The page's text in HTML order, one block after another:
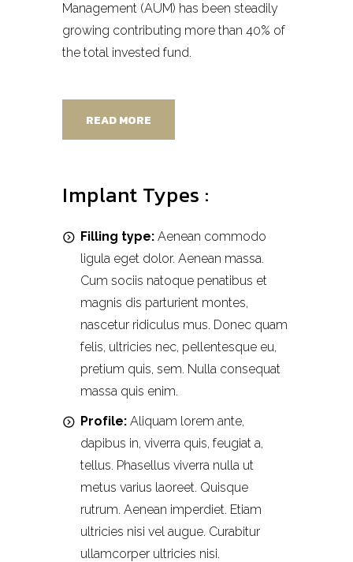
Management (AUM) has been steadily
growing contributing more than 40% of
the total invested fund.
READ MORE
Implant Types :
Filling type: Aenean commodo
ligula eget dolor. Aenean massa.
Cum sociis natoque penatibus et
magnis dis parturient montes,
nascetur ridiculus mus. Donec quam
felis, ultricies nec, pellentesque eu,
pretium quis, sem. Nulla consequat
massa quis enim.
Profile: Aliquam lorem ante,
dapibus in, viverra quis, feugiat a,
tellus. Phasellus viverra nulla ut
metus varius laoreet. Quisque
rutrum. Aenean imperdiet. Etiam
ultricies nisi vel augue. Curabitur
ullamcorper ultricies nisi.